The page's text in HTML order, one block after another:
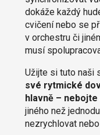
dokáže každý
cvičení nebo se
v orchestru či
musí
Užijte si tuto naši
své rytmické
hlavně –
jiného než
nezrychlovat